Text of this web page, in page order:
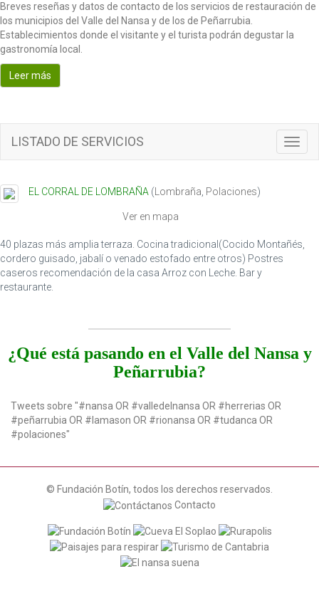
Breves reseñas y datos de contacto de los servicios de restauración de
los municipios del Valle del Nansa y de los de Peñarrubia.
Establecimientos donde el visitante y el turista podrán degustar la
gastronomía local.
Leer más
LISTADO DE SERVICIOS
EL CORRAL DE LOMBRAÑA ( Lombraña Polaciones)
Ver en mapa
40 plazas más amplia terraza. Cocina tradicional(Cocido Montañés,
cordero guisado, jabalí o venado estofado entre otros) Postres
caseros recomendación de la casa Arroz con Leche. Bar y
restaurante.
¿Qué está pasando en el Valle del Nansa y
Peñarrubia?
Tweets sobre "#nansa OR #valledelnansa OR #herrerias OR
#peñarrubia OR #lamason OR #rionansa OR #tudanca OR
#polaciones"
© Fundación Botín, todos los derechos reservados.
Contacto